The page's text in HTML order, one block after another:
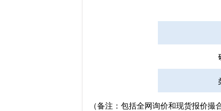
（备注：包括全网询价和现货报价撮